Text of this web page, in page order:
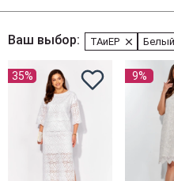
Ваш выбор: ТАиЕР Белый
35% 9%